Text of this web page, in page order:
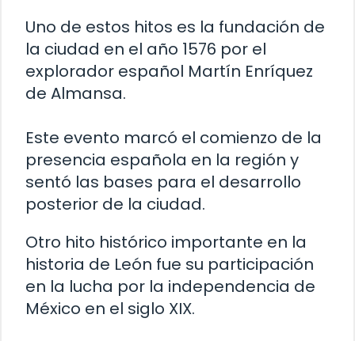
Uno de estos hitos es la fundación de
la ciudad en el año 1576 por el
explorador español Martín Enríquez
de Almansa.
Este evento marcó el comienzo de la
presencia española en la región y
sentó las bases para el desarrollo
posterior de la ciudad.
Otro hito histórico importante en la
historia de León fue su participación
en la lucha por la independencia de
México en el siglo XIX.